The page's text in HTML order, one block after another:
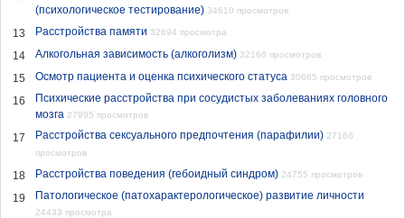
(психологическое тестирование) 34610 просмотров
13 Расстройства памяти 32694 просмотра
14 Алкогольная зависимость (алкоголизм) 32166 просмотров
15 Осмотр пациента и оценка психического статуса 30665 просмотров
16
Психические расстройства при сосудистых заболеваниях головного
мозга 27995 просмотров
17 Расстройства сексуального предпочтения (парафилии) 27166
просмотров
18 Расстройства поведения (гебоидный синдром) 24755 просмотров
19 Патологическое (патохарактерологическое) развитие личности
24433 просмотра